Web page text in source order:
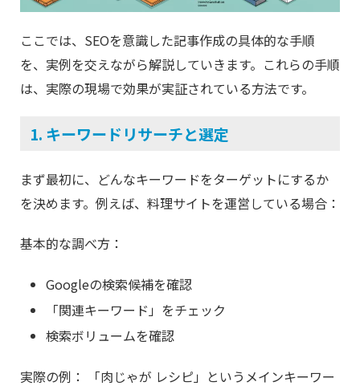
ここでは、SEOを意識した記事作成の具体的な手順
を、実例を交えながら解説していきます。これらの手順
は、実際の現場で効果が実証されている方法です。
1. キーワードリサーチと選定
まず最初に、どんなキーワードをターゲットにするか
を決めます。例えば、料理サイトを運営している場合：
基本的な調べ方：
Googleの検索候補を確認
「関連キーワード」をチェック
検索ボリュームを確認
実際の例： 「肉じゃが レシピ」というメインキーワー